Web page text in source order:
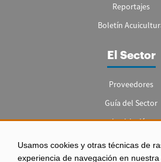
Usamos cookies y otras técnicas de
experiencia de navegación en
Reportajes
Boletín
El Sector
Proveedores
Guía del Sector
Legislación
Empleo